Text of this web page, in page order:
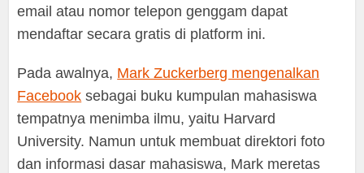
email atau nomor telepon genggam dapat
mendaftar secara gratis di platform ini.
Pada awalnya, Mark Zuckerberg mengenalkan
Facebook sebagai buku kumpulan mahasiswa
tempatnya menimba ilmu, yaitu Harvard
University. Namun untuk membuat direktori foto
dan informasi dasar mahasiswa, Mark meretas